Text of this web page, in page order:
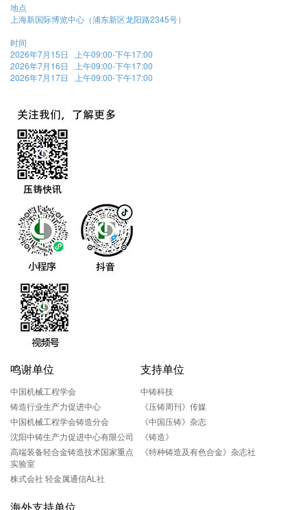
地点
上海新国际博览中心（浦东新区龙阳路2345号）
时间
2026年7月15日 上午09:00-下午17:00
2026年7月16日 上午09:00-下午17:00
2026年7月17日 上午09:00-下午17:00
鸣谢单位
中国机械工程学会
铸造行业生产力促进中心
中国机械工程学会铸造分会
沈阳中铸生产力促进中心有限公司
高端装备轻合金铸造技术国家重点
实验室
株式会社 轻金属通信AL社
支持单位
中铸科技
《压铸周刊》传媒
《中国压铸》杂志
《铸造》
《特种铸造及有色合金》杂志社